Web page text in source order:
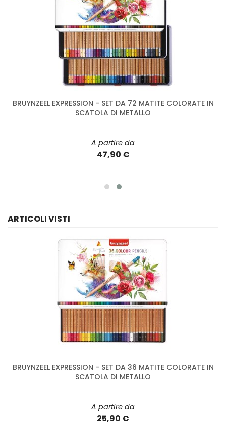
BRUYNZEEL EXPRESSION - SET DA 72 MATITE COLORATE IN
SCATOLA DI METALLO
A partire da
47,90 €
ARTICOLI VISTI
BRUYNZEEL EXPRESSION - SET DA 36 MATITE COLORATE IN
SCATOLA DI METALLO
A partire da
25,90 €